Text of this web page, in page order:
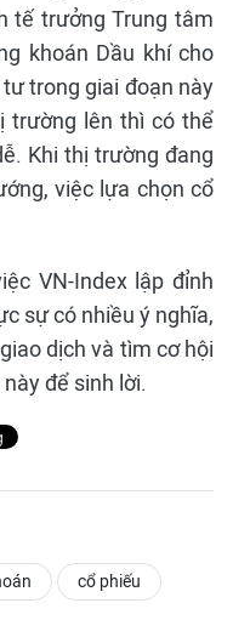
tế trưởng Trung tâm
khoán Dầu khí cho
trong giai đoạn này
trường lên thì có thể
Khi thị trường đang
việc lựa chọn cổ
VN-Index lập đỉnh
sự có nhiều ý nghĩa,
dịch và tìm cơ hội
để sinh lời.
cổ phiếu